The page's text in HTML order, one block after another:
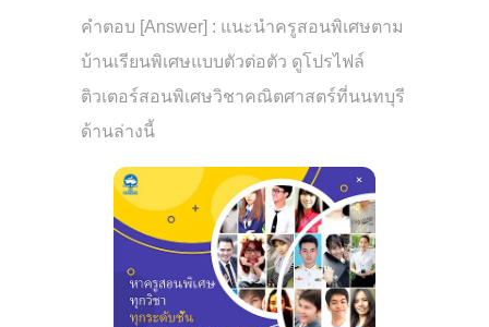
คำตอบ [Answer] : แนะนำครูสอนพิเศษตาม
บ้านเรียนพิเศษแบบตัวต่อตัว ดูโปรไฟล์
ติวเตอร์สอนพิเศษวิชาคณิตศาสตร์ที่นนทบุรี
ด้านล่างนี้